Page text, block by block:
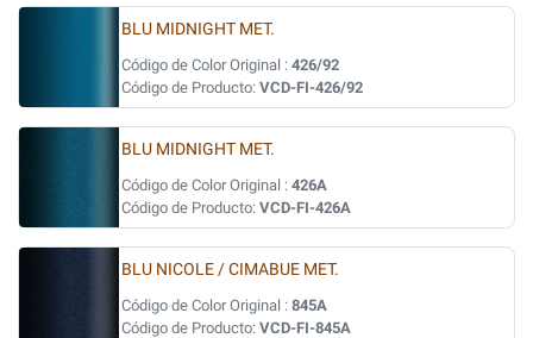
BLU MIDNIGHT MET.
Código de Color Original : 426/92
Código de Producto: VCD-FI-426/92
BLU MIDNIGHT MET.
Código de Color Original : 426A
Código de Producto: VCD-FI-426A
BLU NICOLE / CIMABUE MET.
Código de Color Original : 845A
Código de Producto: VCD-FI-845A